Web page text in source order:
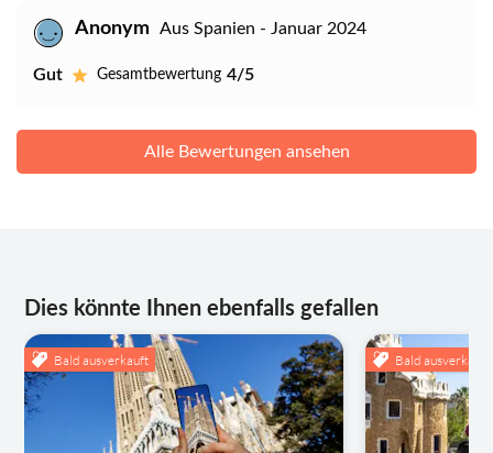
Anonym Aus Spanien - Januar 2024
Gut Gesamtbewertung 4/5
Alle Bewertungen ansehen
Dies könnte Ihnen ebenfalls gefallen
Bald ausverkauft Bald ausverkauft